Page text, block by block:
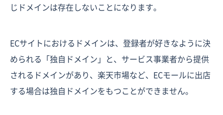
じドメインは存在しないことになります。
ECサイトにおけるドメインは、登録者が好きなように決
められる「独自ドメイン」と、サービス事業者から提供
されるドメインがあり、楽天市場など、ECモールに出店
する場合は独自ドメインをもつことができません。